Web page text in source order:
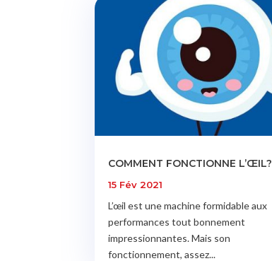
COMMENT FONCTIONNE L’ŒIL?
15 Fév 2021
L’œil est une machine formidable aux
performances tout bonnement
impressionnantes. Mais son
fonctionnement, assez...